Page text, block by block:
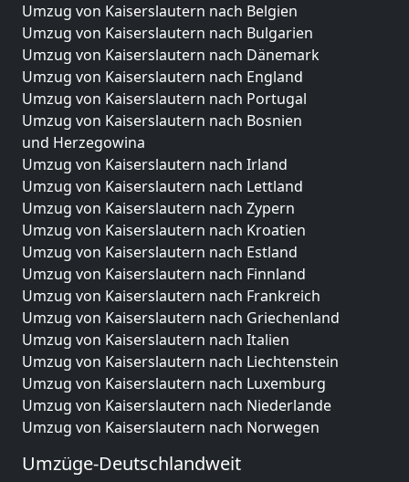
Umzug von Kaiserslautern nach Belgien
Umzug von Kaiserslautern nach Bulgarien
Umzug von Kaiserslautern nach Dänemark
Umzug von Kaiserslautern nach England
Umzug von Kaiserslautern nach Portugal
Umzug von Kaiserslautern nach Bosnien
und Herzegowina
Umzug von Kaiserslautern nach Irland
Umzug von Kaiserslautern nach Lettland
Umzug von Kaiserslautern nach Zypern
Umzug von Kaiserslautern nach Kroatien
Umzug von Kaiserslautern nach Estland
Umzug von Kaiserslautern nach Finnland
Umzug von Kaiserslautern nach Frankreich
Umzug von Kaiserslautern nach Griechenland
Umzug von Kaiserslautern nach Italien
Umzug von Kaiserslautern nach Liechtenstein
Umzug von Kaiserslautern nach Luxemburg
Umzug von Kaiserslautern nach Niederlande
Umzug von Kaiserslautern nach Norwegen
Umzüge-Deutschlandweit